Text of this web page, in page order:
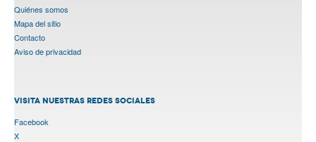
Quiénes somos
Mapa del sitio
Contacto
Aviso de privacidad
VISITA NUESTRAS REDES SOCIALES
Facebook
X